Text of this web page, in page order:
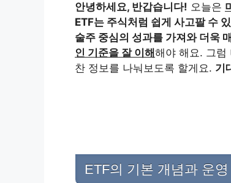
안녕하세요, 반갑습니다! 오늘은
ETF는 주식처럼 쉽게 사고팔 수
술주 중심의 성과를 가져와 더욱
인 기준을 잘 이해해야 해요. 그럼
찬 정보를 나눠보도록 할게요. 기
ETF의 기본 개념과 운